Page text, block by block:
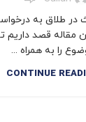
در طلاق به
مقاله قصد داریم
را به همراه ...
CONTINUE